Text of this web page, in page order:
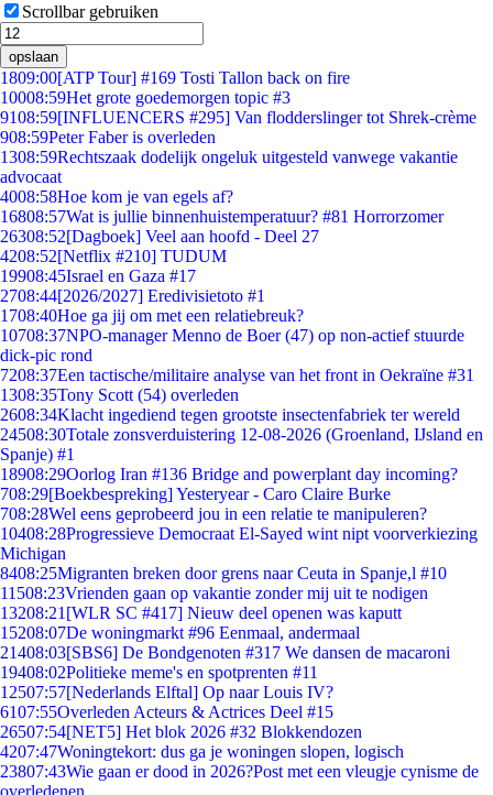
Scrollbar gebruiken
opslaan
1809:00[ATP Tour] #169 Tosti Tallon back on fire
10008:59Het grote goedemorgen topic #3
9108:59[INFLUENCERS #295] Van flodderslinger tot Shrek-crème
908:59Peter Faber is overleden
1308:59Rechtszaak dodelijk ongeluk uitgesteld vanwege vakantie
advocaat
4008:58Hoe kom je van egels af?
16808:57Wat is jullie binnenhuistemperatuur? #81 Horrorzomer
26308:52[Dagboek] Veel aan hoofd - Deel 27
4208:52[Netflix #210] TUDUM
19908:45Israel en Gaza #17
2708:44[2026/2027] Eredivisietoto #1
1708:40Hoe ga jij om met een relatiebreuk?
10708:37NPO-manager Menno de Boer (47) op non-actief stuurde
dick-pic rond
7208:37Een tactische/militaire analyse van het front in Oekraïne #31
1308:35Tony Scott (54) overleden
2608:34Klacht ingediend tegen grootste insectenfabriek ter wereld
24508:30Totale zonsverduistering 12-08-2026 (Groenland, IJsland en
Spanje) #1
18908:29Oorlog Iran #136 Bridge and powerplant day incoming?
708:29[Boekbespreking] Yesteryear - Caro Claire Burke
708:28Wel eens geprobeerd jou in een relatie te manipuleren?
10408:28Progressieve Democraat El-Sayed wint nipt voorverkiezing
Michigan
8408:25Migranten breken door grens naar Ceuta in Spanje,l #10
11508:23Vrienden gaan op vakantie zonder mij uit te nodigen
13208:21 [WLR SC #417] Nieuw deel openen was kaputt
15208:07De woningmarkt #96 Eenmaal, andermaal
21408:03[SBS6] De Bondgenoten #317 We dansen de macaroni
19408:02Politieke meme's en spotprenten #11
12507:57[Nederlands Elftal] Op naar Louis IV?
6107:55Overleden Acteurs & Actrices Deel #15
26507:54[NET5] Het blok 2026 #32 Blokkendozen
4207:47Woningtekort: dus ga je woningen slopen, logisch
23807:43Wie gaan er dood in 2026?Post met een vleugje cynisme de
overledenen.